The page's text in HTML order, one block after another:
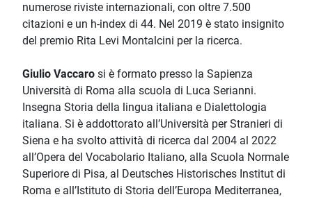
numerose riviste internazionali, con oltre 7.500
citazioni e un h-index di 44. Nel 2019 è stato insignito
del premio Rita Levi Montalcini per la ricerca.
Giulio Vaccaro si è formato presso la Sapienza
Università di Roma alla scuola di Luca Serianni.
Insegna Storia della lingua italiana e Dialettologia
italiana. Si è addottorato all’Università per Stranieri di
Siena e ha svolto attività di ricerca dal 2004 al 2022
all’Opera del Vocabolario Italiano, alla Scuola Normale
Superiore di Pisa, al Deutsches Historisches Institut di
Roma e all’Istituto di Storia dell’Europa Mediterranea,